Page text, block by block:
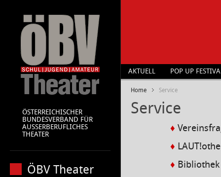
ÖSTERREICHISCHER
BUNDESVERBAND FÜR
AUSSERBERUFLICHES
THEATER
ÖBV Theater
AKTUELL POP UP
Home Service
Service
♦
♦
♦